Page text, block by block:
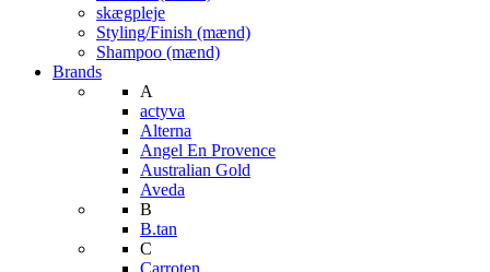
skægpleje
Styling/Finish (mænd)
Shampoo (mænd)
Brands
A
actyva
Alterna
Angel En Provence
Australian Gold
Aveda
B
B.tan
C
Carroten